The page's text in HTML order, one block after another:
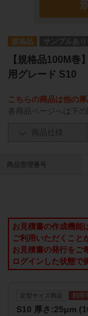
規格品 サンプルあり
【規格品100M巻
用グレード S10
こちらの商品は他の
各商品ページへは下
商品仕様
商品管理番号
お見積書の作成機能
ご利用いただくこと
お見積書の発行をご
ログインした状態で
定型サイズ商品
S10 厚さ:25μm